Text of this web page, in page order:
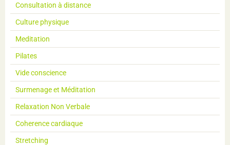
Consultation à distance
Culture physique
Meditation
Pilates
Vide conscience
Surmenage et Méditation
Relaxation Non Verbale
Coherence cardiaque
Stretching